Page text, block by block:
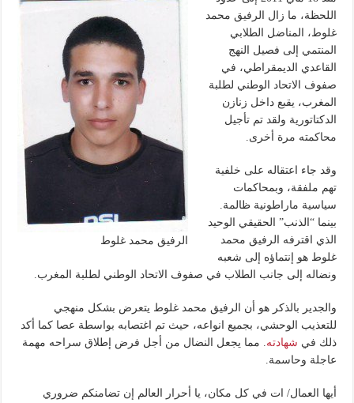
الرفيق محمد غلوط
اللحظة، ما زال الرفيق محمد
غلوط، المناضل الطلابي
المنتمي إلى فصيل النهج
القاعدي الديمقراطي، في
صفوف الاتحاد الوطني لطلبة
المغرب، يقبع داخل زنازن
الدكتاتورية ولقد تم تأجيل
محاكمته مرة أخرى.
وقد جاء اعتقاله على خلفية
تهم ملفقة، وبمحاكمات
سياسية ماراطونية ظالمة.
بينما “الذنب” الحقيقي الوحيد
الذي اقترفه الرفيق محمد
غلوط هو إنتماؤه إلى شعبه
ونضاله إلى جانب الطلاب في صفوف الاتحاد الوطني لطلبة المغرب.
والجدير بالذكر هو أن الرفيق محمد غلوط يتعرض بشكل منهجي
للتعذيب الوحشي، بجميع انواعه، حيث تم اغتصابه بواسطة عصا كما أكد
ذلك في شهادته . مما يجعل النضال من أجل فرض إطلاق سراحه مهمة
عاجلة وحاسمة.
أيها العمال/ ات في كل مكان، يا أحرار العالم إن تضامنكم ضروري